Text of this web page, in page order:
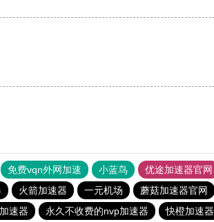
免费vqn外网加速 小蓝鸟 优途加速器官网
火箭加速器 一元机场 蘑菇加速器官网
速器 永久不收费的nvp加速器 快橙加速器